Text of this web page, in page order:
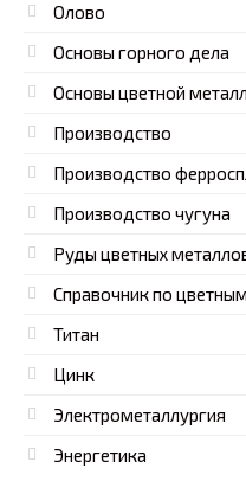
Олово
Основы горного дела
Основы цветной
Производство
Производство
Производство чугуна
Руды цветных
Справочник по
Титан
Цинк
Электрометаллургия
Энергетика